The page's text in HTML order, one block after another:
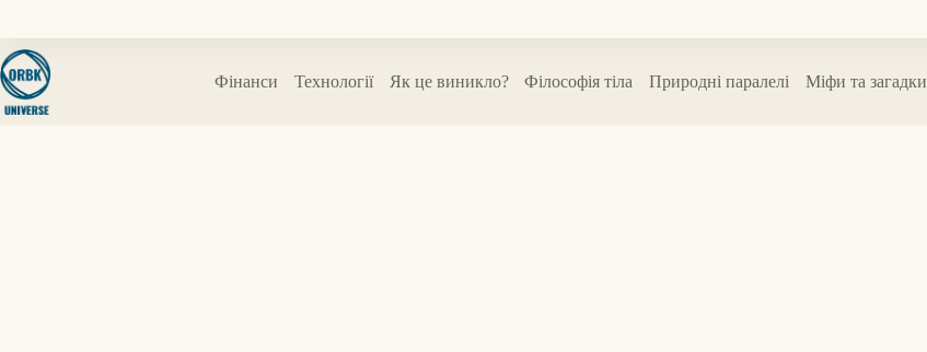
вмісту
Фінанси Технології Як це виникло? Філософія тіла Природні паралелі Міфи та загадки